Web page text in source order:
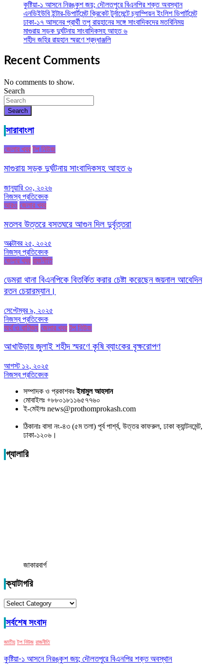
কুষ্টিয়া-১ আসনে নিরঙ্কুশ জয়; দৌলতপুরে বিএনপির শক্ত অবস্থান
এনডিইউবি ইন্টার-ডিপার্টমেন্ট ক্রিকেট টুর্নামেন্টে চ্যাম্পিয়ন ইংলিশ ডিপার্টমেন্ট
ঢাকা-১৭ আসনের প্রার্থী তপু রায়হানের সঙ্গে সাংবাদিকদের মতবিনিময়
মাগুরায় সড়ক দুর্ঘটনায় সাংবাদিকসহ আহত ৬
শহীদ জহির রায়হান স্মরণে শ্রদ্ধাঞ্জলি
Recent Comments
No comments to show.
Search
Search
সারাবাংলা
জেলার খবর টপ নিউজ
মাগুরায় সড়ক দুর্ঘটনায় সাংবাদিকসহ আহত ৬
জানুয়ারি ৩০, ২০২৬
নিজস্ব প্রতিবেদক
আরও জেলার খবর
মতলব উত্তরে বসতঘরে আগুন দিল দুর্বৃত্তরা
অক্টোবর ২৫, ২০২৫
নিজস্ব প্রতিবেদক
জেলার খবর রাজনীতি
ডেমরা থানা বিএনপিকে বিতর্কিত করার চেষ্টা করেছেন জয়নাল আবেদিন
রতন চেয়ারম্যান।
সেপ্টেম্বর ৯, ২০২৫
নিজস্ব প্রতিবেদক
অর্থ ও বাণিজ্য জেলার খবর টপ নিউজ
আখাউড়ায় জুলাই শহীদ স্মরণে কৃষি ব্যাংকের বৃক্ষরোপণ
আগস্ট ১২, ২০২৫
নিজস্ব প্রতিবেদক
সম্পাদক ও প্রকাশকঃইমামুল আহসান
মোবাইলঃ +৮৮০১৮১১৬৫৭৭৬০
ই-মেইলঃ news@prothomprokash.com
ঠিকানাঃ বাসা নং-৪৩ (৫ম তলা) পূর্ব পার্শ্ব, উত্তর কাফরুল, ঢাকা ক্যান্টনমেন্ট,
ঢাকা-১২০৬।
গ্যালারি
জাকারবার্গ
ক্যাটাগরি
ক্যাটাগরি
সর্বশেষ সংবাদ
জাতীয় টপ নিউজ রাজনীতি
কুষ্টিয়া-১ আসনে নিরঙ্কুশ জয়; দৌলতপুরে বিএনপির শক্ত অবস্থান